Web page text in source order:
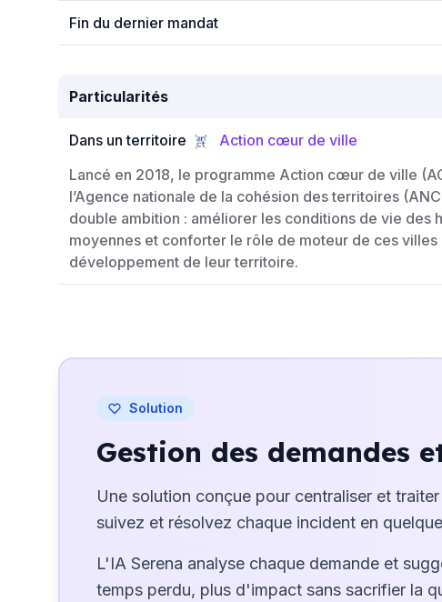
Fin du dernier mandat
Particularités
Dans un territoire
Action cœur de ville
Lancé en 2018, le programme Action cœur de ville
l’Agence nationale de la cohésion des territoires
double ambition : améliorer les conditions de vie des
moyennes et conforter le rôle de moteur de ces villes
développement de leur territoire.
Solution
Gestion des demandes
Une solution conçue pour centraliser et
suivez et résolvez chaque incident en
L'IA Serena analyse chaque demande et
temps perdu, plus d'impact sans sacrifier la